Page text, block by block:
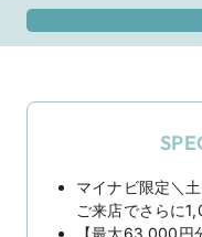
マイナビ限定＼
ご来店でさらに